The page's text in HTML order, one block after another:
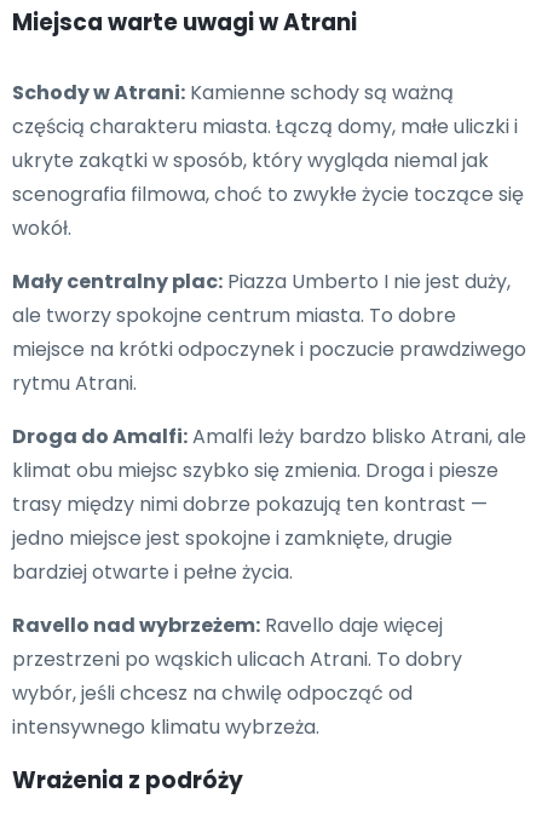
Miejsca warte uwagi w Atrani
Schody w Atrani: Kamienne schody są ważną
częścią charakteru miasta. Łączą domy, małe uliczki i
ukryte zakątki w sposób, który wygląda niemal jak
scenografia filmowa, choć to zwykłe życie toczące się
wokół.
Mały centralny plac: Piazza Umberto I nie jest duży,
ale tworzy spokojne centrum miasta. To dobre
miejsce na krótki odpoczynek i poczucie prawdziwego
rytmu Atrani.
Droga do Amalfi:Amalfi leży bardzo blisko Atrani, ale
klimat obu miejsc szybko się zmienia. Droga i piesze
trasy między nimi dobrze pokazują ten kontrast —
jedno miejsce jest spokojne i zamknięte, drugie
bardziej otwarte i pełne życia.
Ravello nad wybrzeżem: Ravello daje więcej
przestrzeni po wąskich ulicach Atrani. To dobry
wybór, jeśli chcesz na chwilę odpocząć od
intensywnego klimatu wybrzeża.
Wrażenia z podróży